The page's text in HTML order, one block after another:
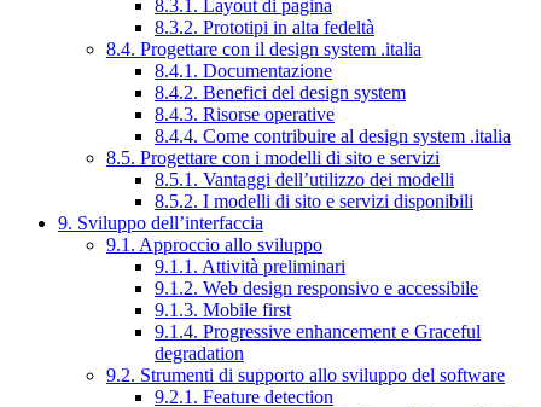
8.3.1. Layout di pagina
8.3.2. Prototipi in alta fedeltà
8.4. Progettare con il design system .italia
8.4.1. Documentazione
8.4.2. Benefici del design system
8.4.3. Risorse operative
8.4.4. Come contribuire al design system .italia
8.5. Progettare con i modelli di sito e servizi
8.5.1. Vantaggi dell’utilizzo dei modelli
8.5.2. I modelli di sito e servizi disponibili
9. Sviluppo dell’interfaccia
9.1. Approccio allo sviluppo
9.1.1. Attività preliminari
9.1.2. Web design responsivo e accessibile
9.1.3. Mobile first
9.1.4. Progressive enhancement e Graceful
degradation
9.2. Strumenti di supporto allo sviluppo del software
9.2.1. Feature detection